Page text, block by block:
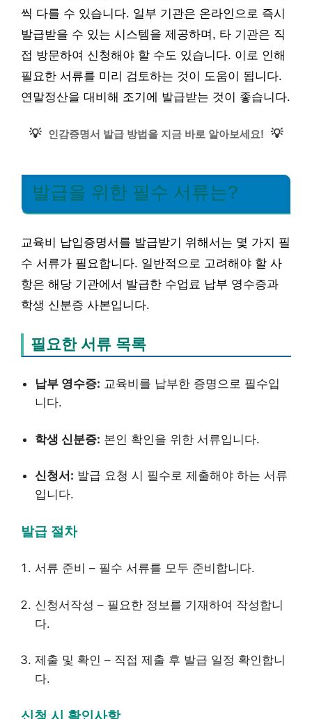
씩 다를 수 있습니다. 일부 기관은 온라인으로 즉시
발급받을 수 있는 시스템을 제공하며, 타 기관은 직
접 방문하여 신청해야 할 수도 있습니다. 이로 인해
필요한 서류를 미리 검토하는 것이 도움이 됩니다.
연말정산을 대비해 조기에 발급받는 것이 좋습니다.
💡 인감증명서 발급 방법을 지금 바로 알아보세요! 💡
발급을 위한 필수 서류는?
교육비 납입증명서를 발급받기 위해서는 몇 가지 필
수 서류가 필요합니다. 일반적으로 고려해야 할 사
항은 해당 기관에서 발급한 수업료 납부 영수증과
학생 신분증 사본입니다.
필요한 서류 목록
납부 영수증: 교육비를 납부한 증명으로 필수입
니다.
학생 신분증: 본인 확인을 위한 서류입니다.
신청서: 발급 요청 시 필수로 제출해야 하는 서류
입니다.
발급 절차
서류 준비 – 필수 서류를 모두 준비합니다.
신청서작성 – 필요한 정보를 기재하여 작성합니
다.
제출 및 확인 – 직접 제출 후 발급 일정 확인합니
다.
신청 시 확인사항